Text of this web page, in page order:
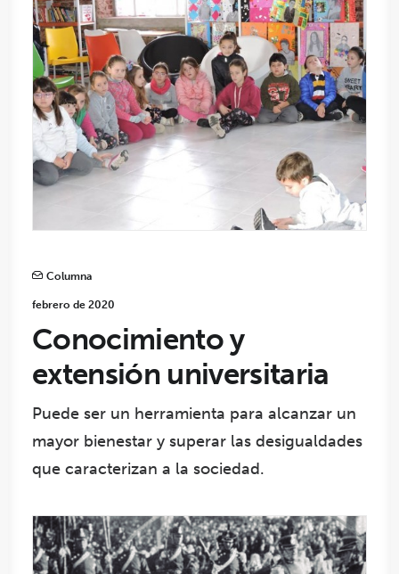
Search
Columna
febrero de 2020
Conocimiento y
extensión universitaria
Puede ser un herramienta para alcanzar un
mayor bienestar y superar las desigualdades
que caracterizan a la sociedad.